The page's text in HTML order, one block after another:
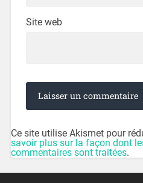
Site web
Ce site utilise Akismet pour
savoir plus sur la façon dont
commentaires sont traitées.